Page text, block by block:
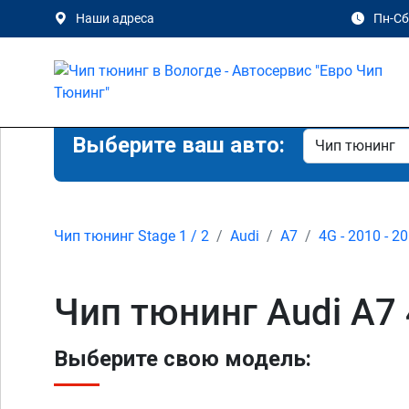
Наши адреса Пн-Сб
Выберите ваш авто:
Чип тюнинг Stage 1 / 2 Audi A7 4G - 2010 -
Чип тюнинг Audi A7
Выберите свою модель: